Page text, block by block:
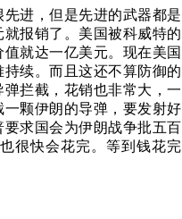
进，但是先进的武器都是
报销了。美国被科威特的
就达一亿美元。现在美国
续。而且这还不算防御的
拦截，花销也非常大，一
颗伊朗的导弹，要发射好
求国会为伊朗战争批五百
很快会花完。等到钱花完